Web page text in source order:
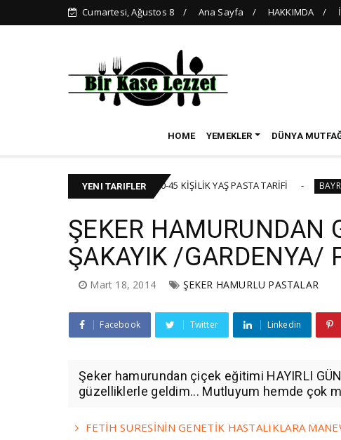
Cumartesi, Ağustos 8 Ana Sayfa HAKKIMDA
HOME YEMEKLER DÜNYA
YENI TARIFLER
🍰 40-45 KİŞİLİK YAŞ PASTA TARİFİ BAYRAM
ŞEKER HAMURUNDAN
ŞAKAYIK /GARDENYA/
Mart 18, 2014 ŞEKER HAMURLU PASTALAR
Facebook Twitter Linkedin
Şeker hamurundan çiçek eğitimi HAYIRLI
güzelliklerle geldim... Mutluyum hemde çok
FETİH SURESİNİN GENETİK HASTALIKLARA